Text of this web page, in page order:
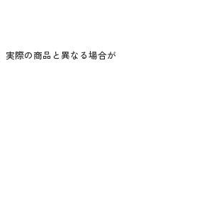
際の商品と異なる場合が